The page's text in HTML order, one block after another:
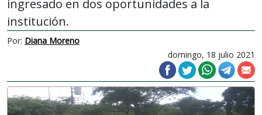
ingresado en dos oportunidades a la
institución.
Por: Diana Moreno
domingo, 18 julio 2021